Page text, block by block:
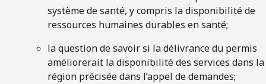
système de santé, y compris la disponibilité de
ressources humaines durables en santé;
la question de savoir si la délivrance du permis
améliorerait la disponibilité des services dans la
région précisée dans l’appel de demandes;